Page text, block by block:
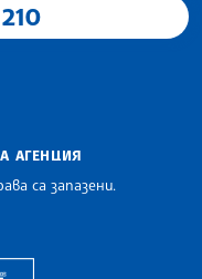
АГЕНЦИЯ
са запазени.
the Balkan News Agencies